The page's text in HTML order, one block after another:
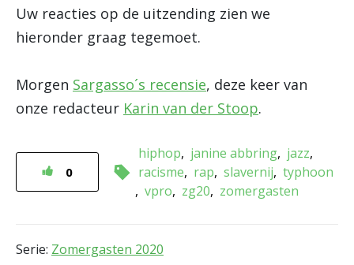
Uw reacties op de uitzending zien we
hieronder graag tegemoet.
Morgen Sargasso´s recensie, deze keer van
onze redacteur Karin van der Stoop.
0
hiphop janine abbring jazz
racisme
rap slavernij typhoon
vpro
zg20 zomergasten
Serie: Zomergasten 2020